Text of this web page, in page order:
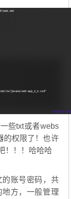
些txt或者webs
的权限了！也许
！！！哈哈哈
账号密码，共
方，一般管理